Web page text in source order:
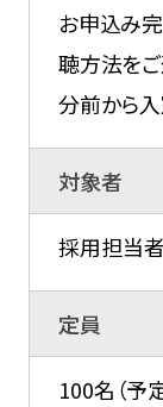
お申込み
聴方法を
分前から入
対象者
採用担当者
定員
100名（予